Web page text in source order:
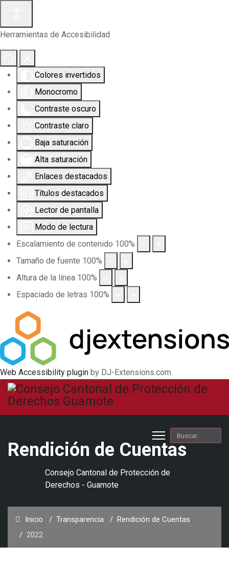
Herramientas de Accesibilidad
Colores invertidos
Monocromo
Contraste oscuro
Contraste claro
Baja saturación
Alta saturación
Enlaces destacados
Títulos destacados
Lector de pantalla
Modo de lectura
Escalamiento de contenido 100%
Tamaño de fuente 100%
Altura de la línea 100%
Espaciado de letras 100%
Web Accessibility plugin by DJ-Extensions.com
Buscar
Rendición de Cuentas
Consejo Cantonal de Protección de
Derechos - Guamote
Inicio Transparencia
Rendición de Cuentas
2022